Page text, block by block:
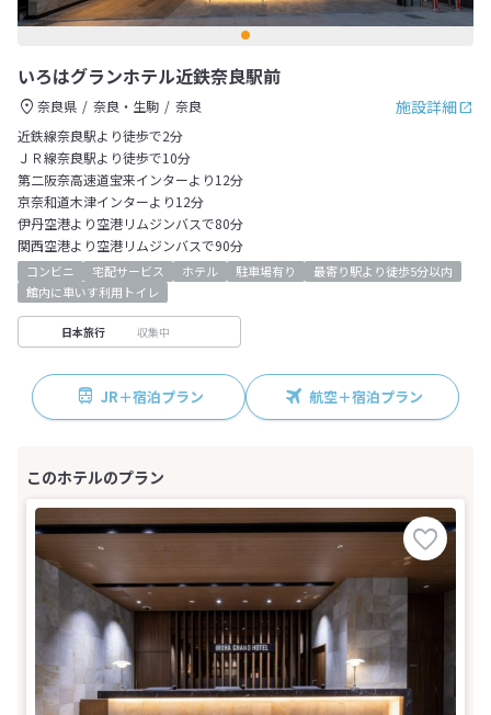
いろはグランホテル近鉄奈良駅前
施設詳細
奈良県 奈良・生駒
奈良
近鉄線奈良駅より徒歩で2分
ＪＲ線奈良駅より徒歩で10分
第二阪奈高速道宝来インターより12分
京奈和道木津インターより12分
伊丹空港より空港リムジンバスで80分
関西空港より空港リムジンバスで90分
コンビニ 宅配サービス ホテル 駐車場有り
最寄り駅より徒歩5分以内
館内に車いす利用トイレ
日本旅行 収集中
JR＋宿泊プラン 航空＋宿泊プラン